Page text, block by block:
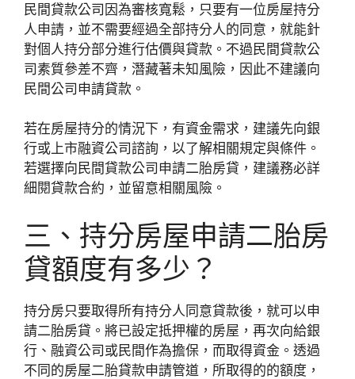
民間貸款公司因為審核寬鬆，只要有一位房屋持分
人申請，並不需要經過全部持分人的同意，就能針
對個人持分部分進行估價與貸款。不過民間貸款公
司素質參差不齊，潛藏著未知風險，因此不建議向
民間公司申請貸款。
若在房屋持分的情況下，有資金需求，建議先向銀
行或上市融資公司諮詢，以了解相關規定與條件。
若選擇向民間貸款公司申請二胎房貸，建議務必詳
細閱貸款合約，並留意相關風險。
三、持分房屋申請二胎房
貸額度有多少？
持分房只要取得所有持分人同意貸款後，就可以申
請二胎房貸。將已設定抵押權的房屋，再次向給銀
行、融資公司或民間作為擔保，而取得資金。透過
不同的房屋二胎貸款申請管道，所取得的的額度，